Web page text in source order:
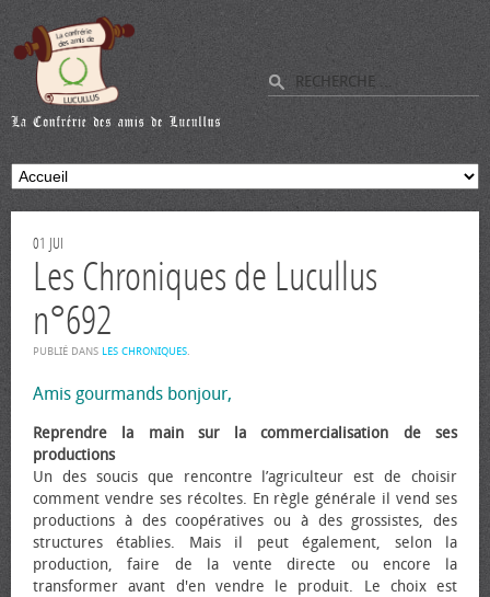
01 JUI
Les Chroniques de Lucullus
n°692
PUBLIÉ DANS LES CHRONIQUES.
Amis gourmands bonjour,
Reprendre la main sur la commercialisation de ses
productions
Un des soucis que rencontre l’agriculteur est de choisir
comment vendre ses récoltes. En règle générale il vend ses
productions à des coopératives ou à des grossistes, des
structures établies. Mais il peut également, selon la
production, faire de la vente directe ou encore la
transformer avant d'en vendre le produit. Le choix est